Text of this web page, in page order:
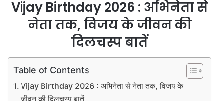
Vijay Birthday 2026 : अभिनेता से
नेता तक, विजय के जीवन की
दिलचस्प बातें
Table of Contents
Vijay Birthday 2026 : अभिनेता से नेता तक, विजय के
जीवन की दिलचस्प बातें